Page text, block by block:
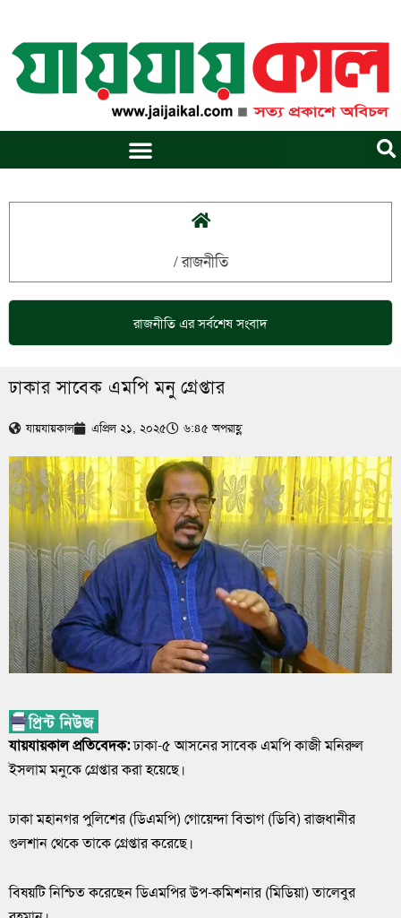
content
/রাজনীতি
রাজনীতিএর সর্বশেষ সংবাদ
ঢাকার সাবেক এমপি মনু গ্রেপ্তার
যায়যায়কাল এপ্রিল ২১, ২০২৫ ৬:৪৫ অপরাহ্ণ
যায়যায়কাল প্রতিবেদক:ঢাকা-৫ আসনের সাবেক এমপি কাজী মনিরুল
ইসলাম মনুকে গ্রেপ্তার করা হয়েছে।
ঢাকা মহানগর পুলিশের (ডিএমপি) গোয়েন্দা বিভাগ (ডিবি) রাজধানীর
গুলশান থেকে তাকে গ্রেপ্তার করেছে।
বিষয়টি নিশ্চিত করেছেন ডিএমপির উপ-কমিশনার (মিডিয়া) তালেবুর